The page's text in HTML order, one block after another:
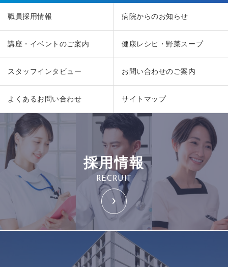
職員採用情報 病院からのお知らせ
講座・イベントのご案内 健康レシピ・野菜スープ
スタッフインタビュー お問い合わせのご案内
よくあるお問い合わせ サイトマップ
採用情報
RECRUIT